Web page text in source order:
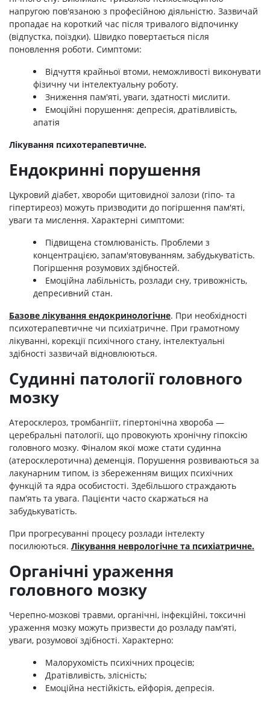
напругою пов'язаною з професійною діяльністю. Зазвичай
пропадає на короткий час після тривалого відпочинку
(відпустка, поїздки). Швидко повертається після
поновлення роботи. Симптоми:
Відчуття крайньої втоми, неможливості виконувати
фізичну чи інтелектуальну роботу.
Зниження пам'яті, уваги, здатності мислити.
Емоційні порушення: депресія, дратівливість,
апатія
Лікування психотерапевтичне.
Ендокринні порушення
Цукровий діабет, хвороби щитовидної залози (гіпо- та
гіпертиреоз) можуть призводити до погіршення пам'яті,
уваги та мислення. Характерні симптоми:
Підвищена стомлюваність. Проблеми з
концентрацією, запам'ятовуванням, забудькуватість.
Погіршення розумових здібностей.
Емоційна лабільність, розлади сну, тривожність,
депресивний стан.
Базове лікування ендокринологічне. При необхідності
психотерапевтичне чи психіатричне. При грамотному
лікуванні, корекції психічного стану, інтелектуальні
здібності зазвичай відновлюються.
Судинні патології головного
мозку
Атеросклероз, тромбангіїт, гіпертонічна хвороба —
церебральні патології, що провокують хронічну гіпоксію
головного мозку. Фіналом якої може стати судинна
(атеросклеротична) деменція. Порушення розвиваються за
лакунарним типом, із збереженням вищих психічних
функцій та ядра особистості. Здебільшого страждають
пам'ять та увага. Пацієнти часто скаржаться на
забудькуватість.
При прогресуванні процесу розлади інтелекту
посилюються. Лікування неврологічне та психіатричне.
Органічні ураження
головного мозку
Черепно-мозкові травми, органічні, інфекційні, токсичні
ураження мозку можуть призвести до розладу пам'яті,
уваги, розумової здібності. Характерно:
Малорухомість психічних процесів;
Дратівливість, злісність;
Емоційна нестійкість, ейфорія, депресія.